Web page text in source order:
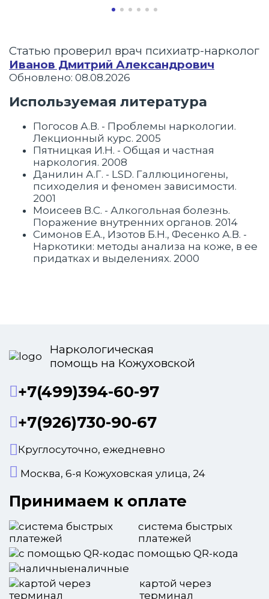
Статью проверил врач психиатр-нарколог
Иванов Дмитрий Александрович
Обновлено: 08.08.2026
Используемая литература
Погосов А.В. - Проблемы наркологии.
Лекционный курс. 2005
Пятницкая И.Н. - Общая и частная
наркология. 2008
Данилин А.Г. - LSD. Галлюциногены,
психоделия и феномен зависимости.
2001
Моисеев В.С. - Алкогольная болезнь.
Поражение внутренних органов. 2014
Симонов Е.А., Изотов Б.Н., Фесенко А.В. -
Наркотики: методы анализа на коже, в ее
придатках и выделениях. 2000
Наркологическая
помощь на Кожуховской
+7(499)394-60-97
+7(926)730-90-67
Круглосуточно, ежедневно
Москва, 6-я Кожуховская улица, 24
Принимаем к оплате
система быстрых
платежей
с помощью QR-кода
наличные
картой через
терминал